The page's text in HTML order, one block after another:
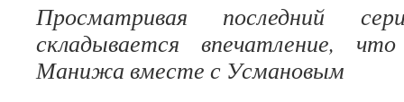
Просматривая последний
складывается впечатление,
Манижа вместе с Усмановым